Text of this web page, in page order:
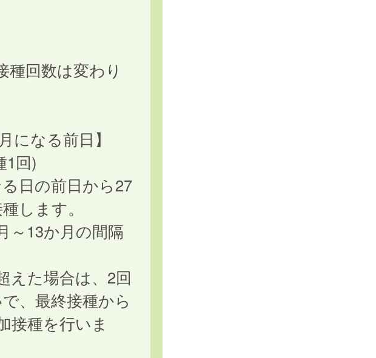
種回数は変わり
になる前日】
1回)
日の前日から27
します。
～13か月の間隔
えた場合は、2回
、最終接種から
接種を行いま